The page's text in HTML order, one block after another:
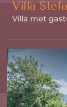
Villa
Villa met